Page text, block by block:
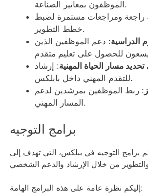
الموظفون بمعايير الصناعة.
راجعة ومراجعات مستمرة لضبط
خطط التطوير.
الدراسية: دعم الموظفين الذين
مسار الحياة المهنية: إرشاد
للتقدم المهني داخل بابلكس.
: ربط الموظفين بمرشدين لدعم
المسار المهني.
برامج التوجيه
برامج التوجيه في ببلكس، التي تهدف إلى
إليكم نظرة عامة على هذه البرامج الهامة: